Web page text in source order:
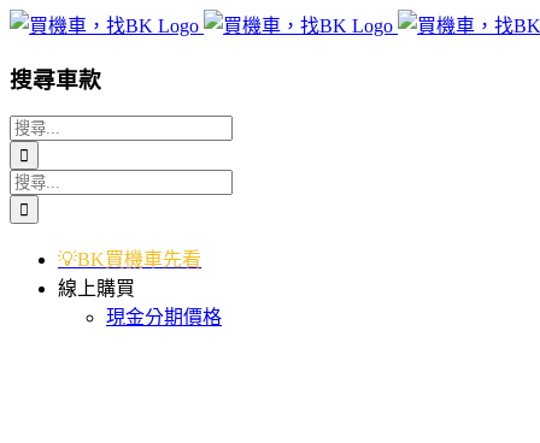
Skip
搜尋車款
搜
索
結
果：
搜
索
💡BK買機車先看
線上購買
現金分期價格